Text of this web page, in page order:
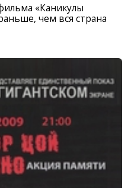
«Каникулы
чем вся страна